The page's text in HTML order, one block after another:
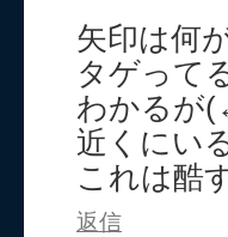
矢印は何
タゲって
わかるが
近くにい
これは酷
返信